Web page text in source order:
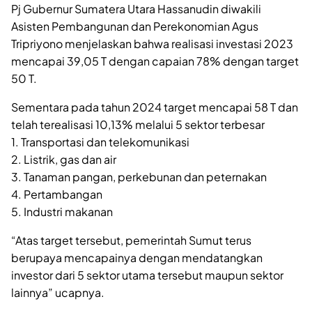
Pj Gubernur Sumatera Utara Hassanudin diwakili
Asisten Pembangunan dan Perekonomian Agus
Tripriyono menjelaskan bahwa realisasi investasi 2023
mencapai 39,05 T dengan capaian 78% dengan target
50 T.
Sementara pada tahun 2024 target mencapai 58 T dan
telah terealisasi 10,13% melalui 5 sektor terbesar
1. Transportasi dan telekomunikasi
2. Listrik, gas dan air
3. Tanaman pangan, perkebunan dan peternakan
4. Pertambangan
5. Industri makanan
“Atas target tersebut, pemerintah Sumut terus
berupaya mencapainya dengan mendatangkan
investor dari 5 sektor utama tersebut maupun sektor
lainnya” ucapnya.